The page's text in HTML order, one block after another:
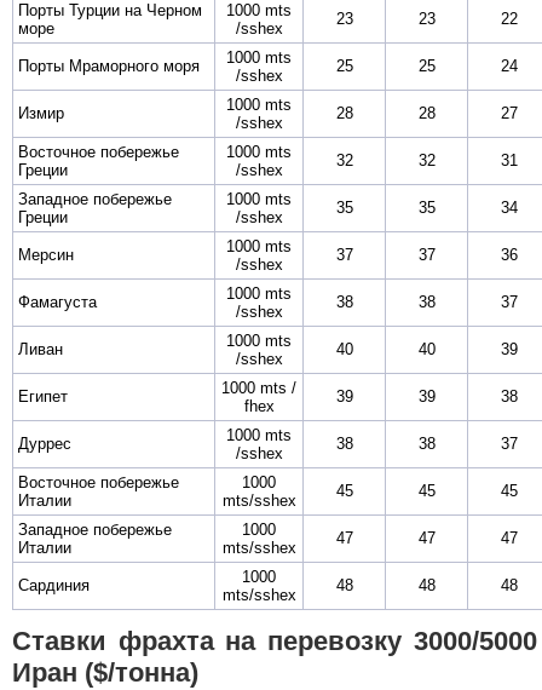
Порты Турции на Черном
море
1000 mts
/sshex
23 23 22
Порты Мраморного моря
1000 mts
/sshex
25 25 24
Измир
1000 mts
/sshex
28 28 27
Восточное побережье
Греции
1000 mts
/sshex
32 32 31
Западное побережье
Греции
1000 mts
/sshex
35 35 34
Мерсин
1000 mts
/sshex
37 37 36
Фамагуста
1000 mts
/sshex
38 38 37
Ливан
1000 mts
/sshex
40 40 39
Египет
1000 mts /
fhex
39 39 38
Дуррес
1000 mts
/sshex
38 38 37
Восточное побережье
Италии
1000
mts/sshex
45 45 45
Западное побережье
Италии
1000
mts/sshex
47 47 47
Сардиния
1000
mts/sshex
48 48 48
Ставки фрахта на перевозку 3000/
Иран ($/тонна)